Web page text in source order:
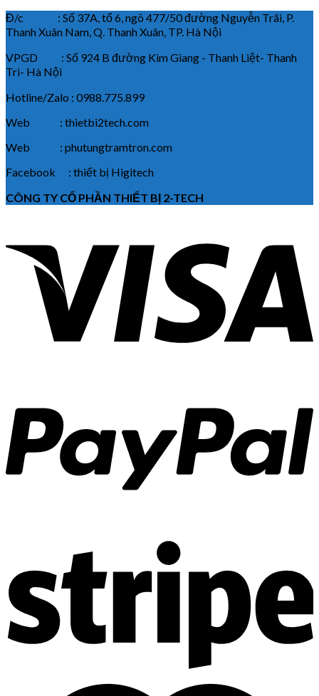
Đ/c : Số 37A, tổ 6, ngõ 477/50 đường Nguyễn Trãi, P.
Thanh Xuân Nam, Q. Thanh Xuân, TP. Hà Nội
VPGD : Số 924 B đường Kim Giang - Thanh Liệt- Thanh
Trì- Hà Nội
Hotline/Zalo : 0988.775.899
Web : thietbi2tech.com
Web : phutungtramtron.com
Facebook : thiết bị Higitech
CÔNG TY CỔ PHẦN THIẾT BỊ 2-TECH